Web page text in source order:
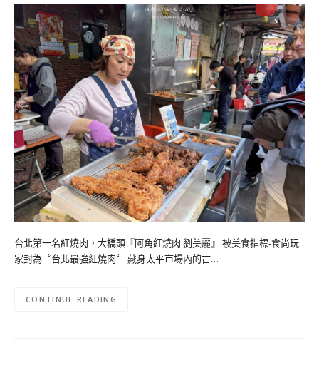
台北第一名紅燒肉，大橋頭『阿角紅燒肉 劉美麗』 被美食指標-食尚玩
家封為〝台北最強紅燒肉〞 藏身太平市場內的古…
CONTINUE READING